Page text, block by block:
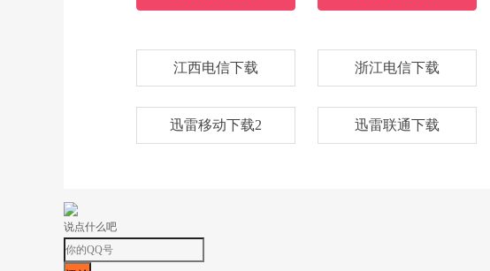
江西电信下载 浙江电信下载
迅雷移动下载2 迅雷联通下载
说点什么吧